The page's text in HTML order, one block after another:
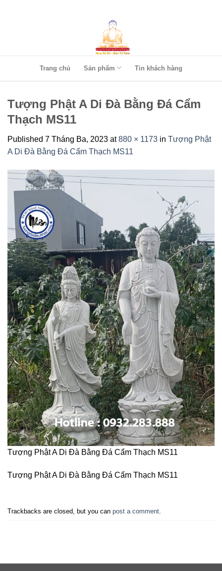
Trang chủ Sản phẩm Tin khách hàng
Tượng Phật A Di Đà Bằng Đá Cẩm
Thạch MS11
Published 7 Tháng Ba, 2023 at880 × 1173 in Tượng Phật
A Di Đà Bằng Đá Cẩm Thạch MS11
Tượng Phật A Di Đà Bằng Đá Cẩm Thạch MS11
Tượng Phật A Di Đà Bằng Đá Cẩm Thạch MS11
Trackbacks are closed, but you can post a comment.